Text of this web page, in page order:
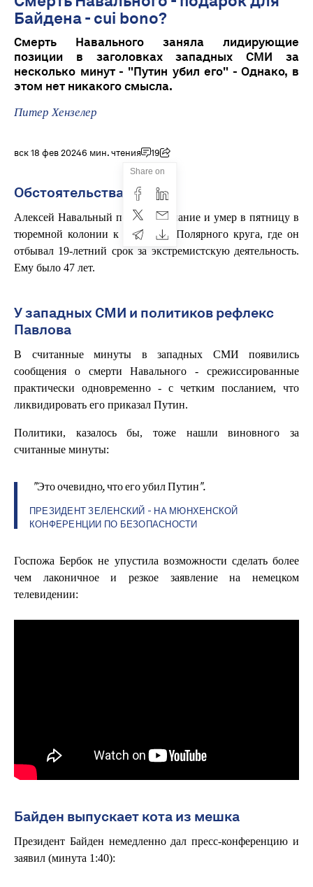
Байдена - cui bono?
Смерть Навального заняла лидирующие
позиции в заголовках западных СМИ за
несколько минут - "Путин убил его" - Однако, в
этом нет никакого смысла.
Питер Хензелер
вск 18 фев 20246 мин. чтения 19
Share on
Обстоятельства дела
Алексей Навальный потерял сознание и умер в пятницу в
тюремной колонии к северу от Полярного круга, где он
отбывал 19-летний срок за экстремистскую деятельность.
Ему было 47 лет.
У западных СМИ и политиков рефлекс
Павлова
В считанные минуты в западных СМИ появились
сообщения о смерти Навального - срежиссированные
практически одновременно - с четким посланием, что
ликвидировать его приказал Путин.
Политики, казалось бы, тоже нашли виновного за
считанные минуты:
"Это очевидно, что его убил Путин".
ПРЕЗИДЕНТ ЗЕЛЕНСКИЙ - НА МЮНХЕНСКОЙ
КОНФЕРЕНЦИИ ПО БЕЗОПАСНОСТИ
Госпожа Бербок не упустила возможности сделать более
чем лаконичное и резкое заявление на немецком
телевидении:
Байден выпускает кота из мешка
Президент Байден немедленно дал пресс-конференцию и
заявил (минута 1:40):